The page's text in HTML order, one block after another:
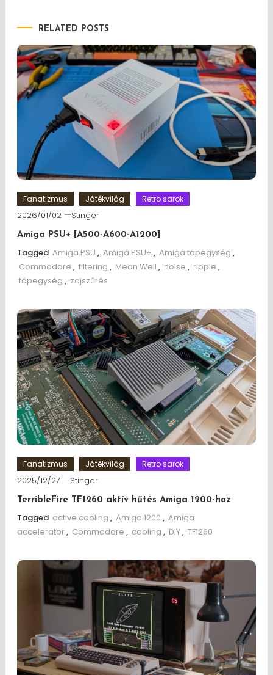
RELATED POSTS
Fanatizmus Játékvilág Retro sarok
2026/01/02 Stinger
Amiga PSU+ [A500-A600-A1200]
Tagged Amiga PSU , Amiga PSU+ , Amiga tápegység ,
Commodore , filtering , Mean Well , noise , ripple ,
tápegység , zajszűrés
Fanatizmus Játékvilág Retro sarok
2025/12/27 Stinger
TerribleFire TF1260 aktív hűtés Amiga 1200-hoz
Tagged active cooling , Amiga 1200 , Amiga
accelerator, Commodore , cooling , DIY, TF1260